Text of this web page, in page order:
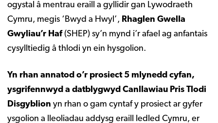
ogystal â mentrau eraill a gyllidir gan Lywodraeth
Cymru, megis ‘Bwyd a Hwyl’, Rhaglen Gwella
Gwyliau’r Haf(SHEP) sy’n mynd i’r afael ag anfantais
cysylltiedig â thlodi yn ein hysgolion.
Yn rhan annatod o’r prosiect 5 mlynedd cyfan,
ysgrifennwyd a datblygwyd Canllawiau Pris Tlodi
Disgyblion yn rhan o gam cyntaf y prosiect ar gyfer
ysgolion a lleoliadau addysg eraill ledled Cymru, er